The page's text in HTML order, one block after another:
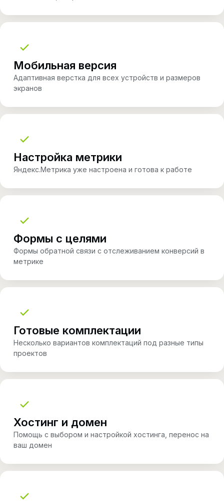
Мобильная версия
Адаптивная верстка для всех устройств и размеров
экранов
Настройка метрики
Яндекс.Метрика уже настроена и готова к работе
Формы с целями
Формы обратной связи с отслеживанием конверсий в
метрике
Готовые комплектации
Несколько вариантов комплектаций под разные типы
проектов
Хостинг и домен
Помощь с выбором и настройкой хостинга, перенос на
ваш домен